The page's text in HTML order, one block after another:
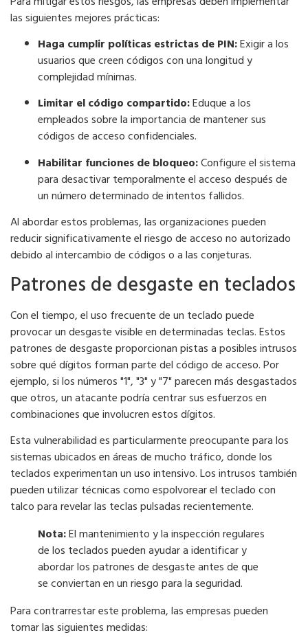
las siguientes mejores prácticas:
Haga cumplir políticas estrictas de PIN:Exigir a los
usuarios que creen códigos con una longitud y
complejidad mínimas.
Limitar el código compartido:Eduque a los
empleados sobre la importancia de mantener sus
códigos de acceso confidenciales.
Habilitar funciones de bloqueo:Configure el sistema
para desactivar temporalmente el acceso después de
un número determinado de intentos fallidos.
Al abordar estos problemas, las organizaciones pueden
reducir significativamente el riesgo de acceso no autorizado
debido al intercambio de códigos o a las conjeturas.
Patrones de desgaste en teclados
Con el tiempo, el uso frecuente de un teclado puede
provocar un desgaste visible en determinadas teclas. Estos
patrones de desgaste proporcionan pistas a posibles intrusos
sobre qué dígitos forman parte del código de acceso. Por
ejemplo, si los números "1", "3" y "7" parecen más desgastados
que otros, un atacante podría centrar sus esfuerzos en
combinaciones que involucren estos dígitos.
Esta vulnerabilidad es particularmente preocupante para los
sistemas ubicados en áreas de mucho tráfico, donde los
teclados experimentan un uso intensivo. Los intrusos también
pueden utilizar técnicas como espolvorear el teclado con
talco para revelar las teclas pulsadas recientemente.
Nota:El mantenimiento y la inspección regulares
de los teclados pueden ayudar a identificar y
abordar los patrones de desgaste antes de que
se conviertan en un riesgo para la seguridad.
Para contrarrestar este problema, las empresas pueden
tomar las siguientes medidas: